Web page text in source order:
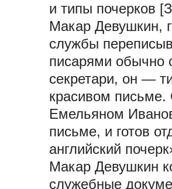
и типы почерков
Макар Девушкин,
службы
писарями обычно
секретари, он —
красивом письме.
Емельяном
письме, и готов
английский
Макар Девушкин
служебные